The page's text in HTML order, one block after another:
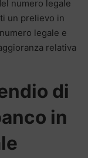
numero legale
un prelievo in
legale e
relativa
di
in